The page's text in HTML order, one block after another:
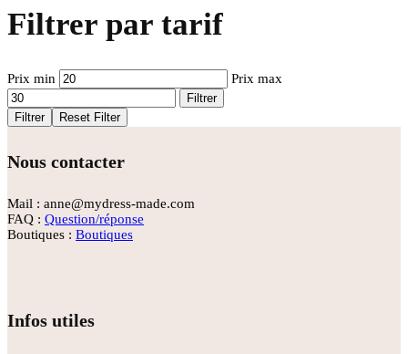
Filtrer par tarif
Prix min Prix max
Filtrer
Filtrer
Reset Filter
Nous contacter
Mail : anne@mydress-made.com
FAQ : Question/réponse
Boutiques : Boutiques
Infos utiles